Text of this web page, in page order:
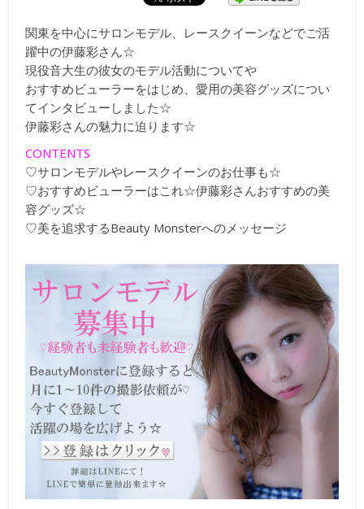
関東を中心にサロンモデル、レースクイーンなどでご活
躍中の伊藤彩さん☆
現役音大生の彼女のモデル活動についてや
おすすめビューラーをはじめ、愛用の美容グッズについ
てインタビューしました☆
伊藤彩さんの魅力に迫ります☆
CONTENTS
♡サロンモデルやレースクイーンのお仕事も☆
♡おすすめビューラーはこれ☆伊藤彩さんおすすめの美
容グッズ☆
♡美を追求するBeauty Monsterへのメッセージ